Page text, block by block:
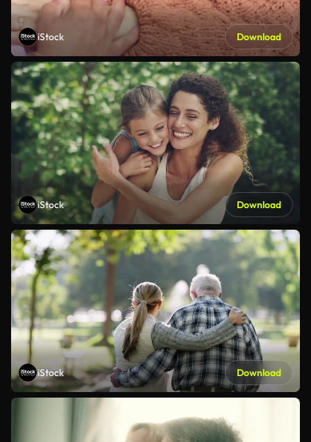
iStock Download
iStock Download
iStock Download